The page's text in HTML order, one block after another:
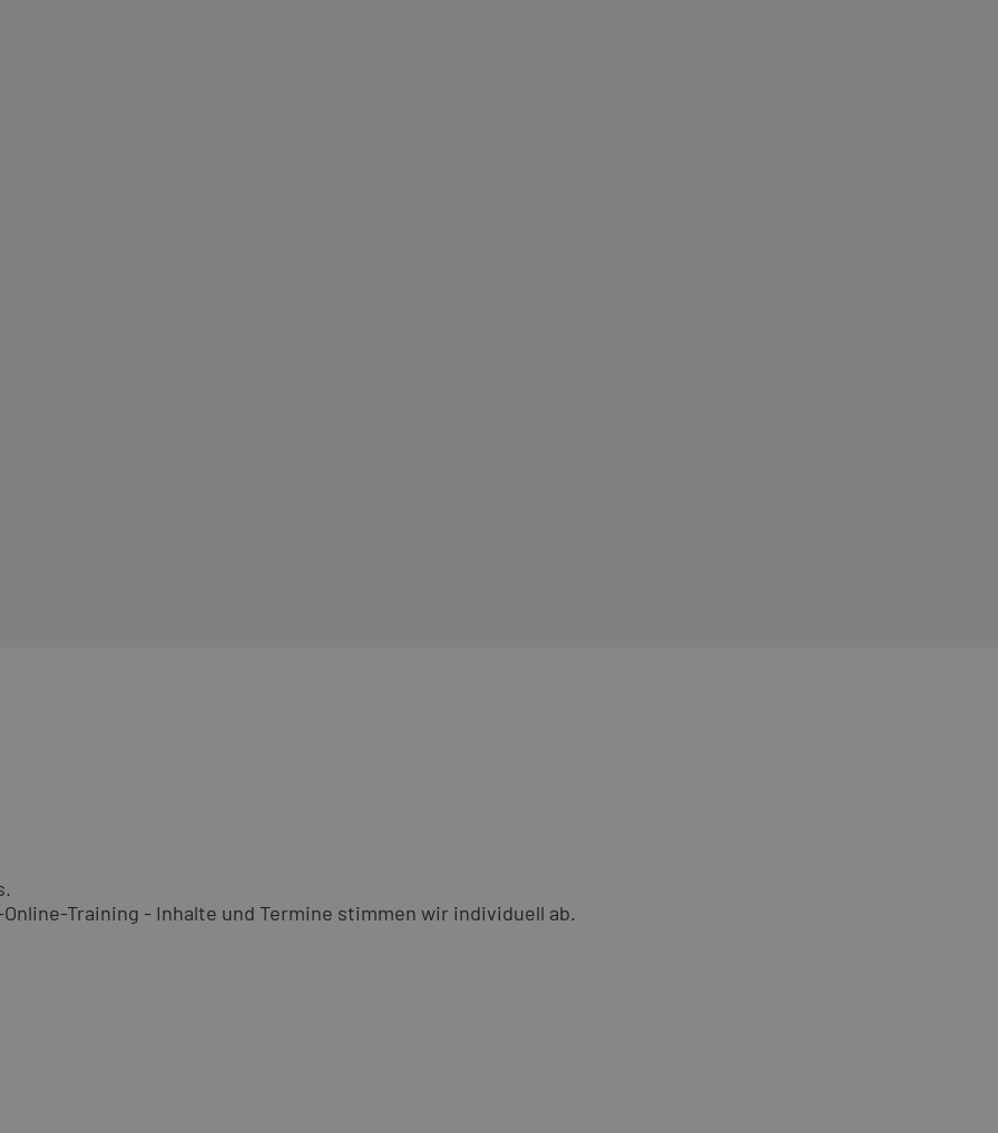
– ideal für den Erfahrungsaustausch und neue Impulse.
Training - Inhalte und Termine stimmen wir individuell ab.